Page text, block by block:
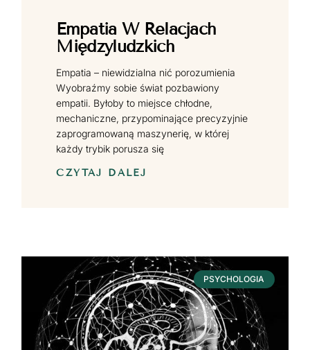
Empatia W Relacjach
Międzyludzkich
Empatia – niewidzialna nić porozumienia
Wyobraźmy sobie świat pozbawiony
empatii. Byłoby to miejsce chłodne,
mechaniczne, przypominające precyzyjnie
zaprogramowaną maszynerię, w której
każdy trybik porusza się
CZYTAJ DALEJ
PSYCHOLOGIA